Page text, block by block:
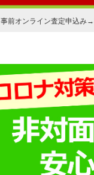
事前オンライン査定申込み